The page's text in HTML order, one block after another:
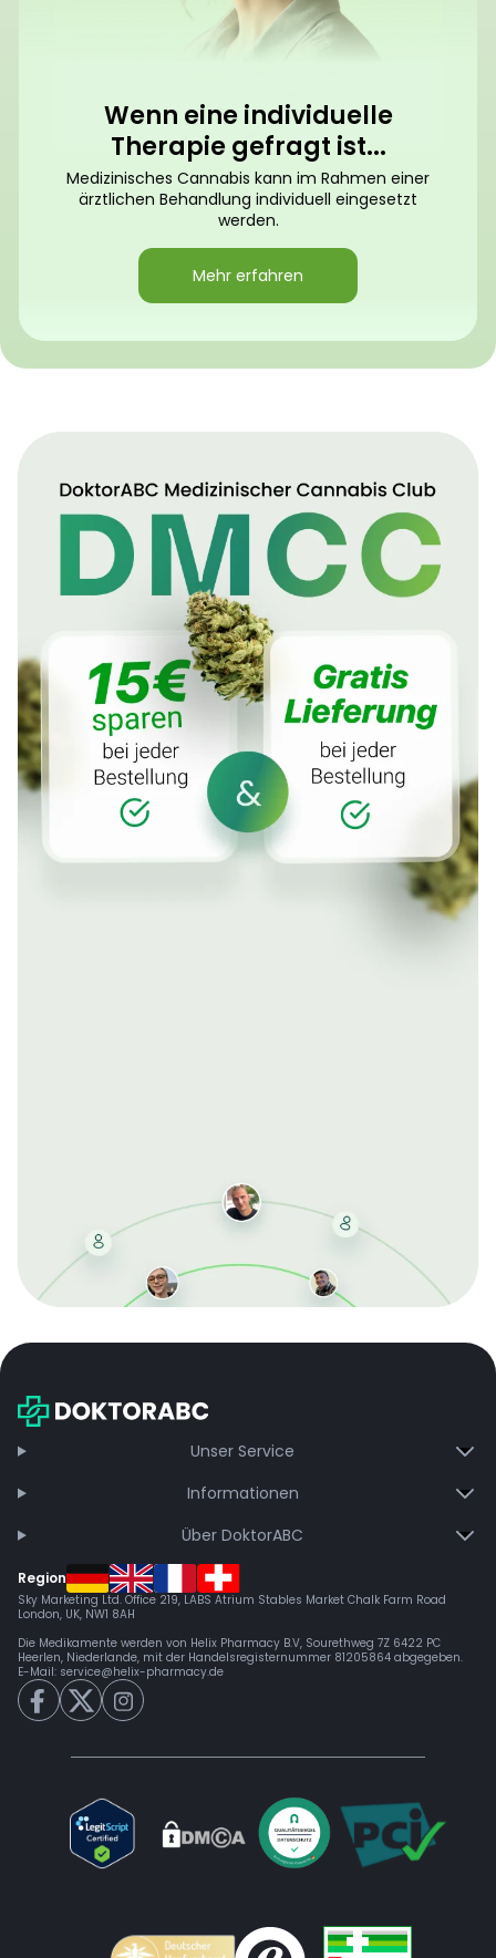
Wenn eine individuelle
Therapie gefragt ist...
Medizinisches Cannabis kann im Rahmen einer
ärztlichen Behandlung individuell eingesetzt
werden.
Mehr erfahren
bei jeder Bestellung, erhalten schnelle Lieferung und
Unser Service
Informationen
Über DoktorABC
Region
Sky Marketing Ltd. Office 219, LABS Atrium Stables Market Chalk Farm Road
London, UK, NW1 8AH
Die Medikamente werden von Helix Pharmacy B.V, Sourethweg 7Z 6422 PC
Heerlen, Niederlande, mit der Handelsregisternummer 81205864 abgegeben.
E-Mail: service@helix-pharmacy.de